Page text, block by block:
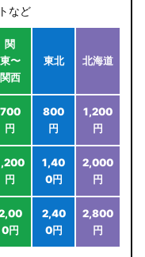
など
関
東〜
関西
東北 北海道
700
円
800
円
1,200
円
円
1,40
0円
2,000
円
0円
2,40
0円
2,800
円